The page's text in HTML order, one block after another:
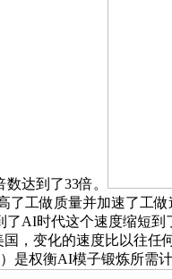
达到了33倍。
了工做质量并加速了工
了AI时代这个速度缩短到
国，变化的速度比以往
是权衡AI模子锻炼所需